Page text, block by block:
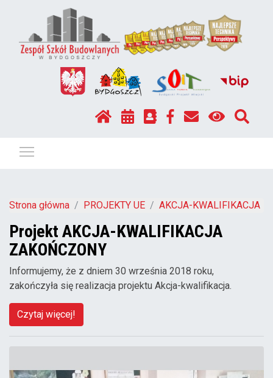
Strona główna PROJEKTY UE AKCJA-KWALIFIKACJA
Projekt AKCJA-KWALIFIKACJA
ZAKOŃCZONY
Informujemy, że z dniem 30 września 2018 roku,
zakończyła się realizacja projektu Akcja-kwalifikacja.
Czytaj więcej!